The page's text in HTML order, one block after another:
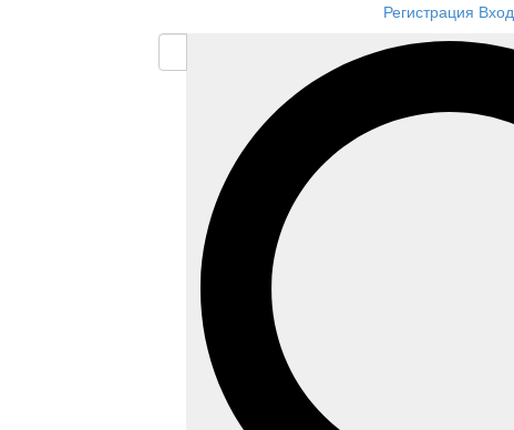
Регистрация Вход